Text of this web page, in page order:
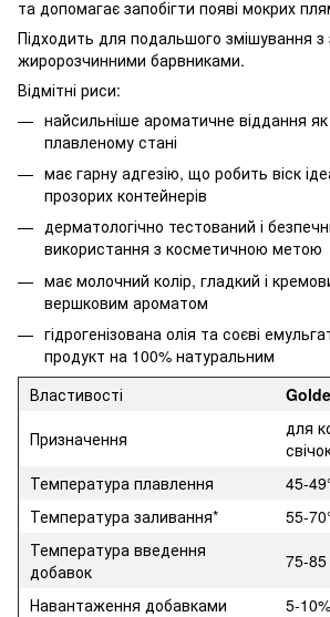
та допомагає запобігти появі мокрих
Підходить для подальшого змішування
жиророзчинними барвниками.
Відмітні риси:
найсильніше ароматичне віддання
плавленому стані
має гарну адгезію, що робить віск
прозорих контейнерів
дерматологічно тестований і
використання з косметичною метою
має молочний колір, гладкий і
вершковим ароматом
гідрогенізована олія та соєві
продукт на 100% натуральним
Властивості
Призначення
для
Температура плавлення
45-
Температура заливання*
55-
Температура введення
добавок
75-85
Навантаження добавками
5-10%